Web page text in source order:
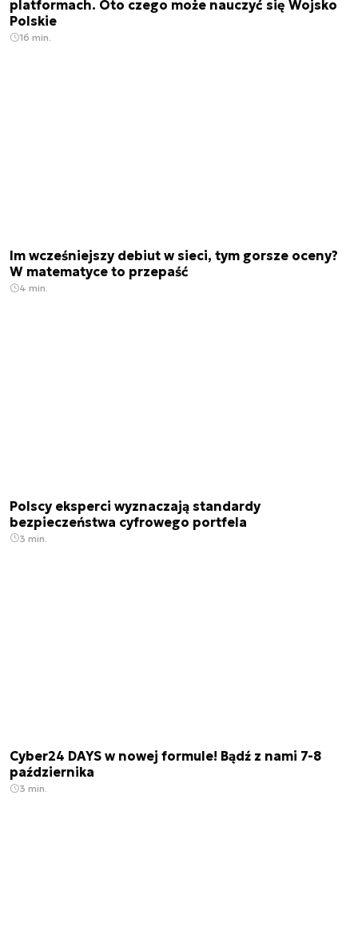
platformach. Oto czego może nauczyć się Wojsko
Polskie
16 min.
Im wcześniejszy debiut w sieci, tym gorsze oceny?
W matematyce to przepaść
4 min.
Polscy eksperci wyznaczają standardy
bezpieczeństwa cyfrowego portfela
3 min.
Cyber24 DAYS w nowej formule! Bądź z nami 7-8
października
3 min.